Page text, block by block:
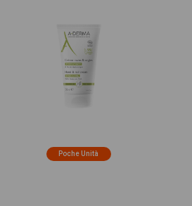
Poche Unità